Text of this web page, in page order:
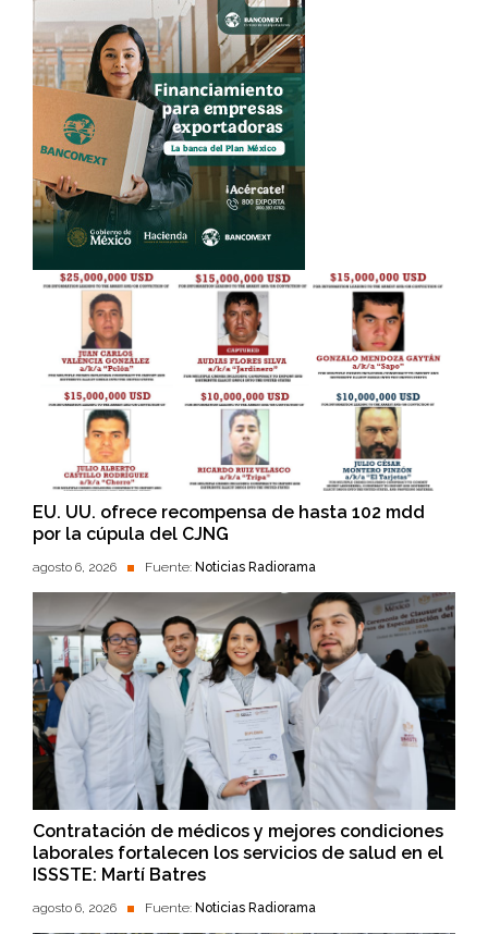
EU. UU. ofrece recompensa de hasta 102 mdd
por la cúpula del CJNG
agosto 6, 2026 Fuente: Noticias Radiorama
Contratación de médicos y mejores condiciones
laborales fortalecen los servicios de salud en el
ISSSTE: Martí Batres
agosto 6, 2026 Fuente: Noticias Radiorama